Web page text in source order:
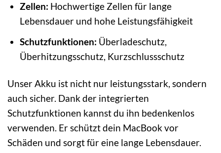
Zellen: Hochwertige Zellen für lange
Lebensdauer und hohe Leistungsfähigkeit
Schutzfunktionen: Überladeschutz,
Überhitzungsschutz, Kurzschlussschutz
Unser Akku ist nicht nur leistungsstark, sondern
auch sicher. Dank der integrierten
Schutzfunktionen kannst du ihn bedenkenlos
verwenden. Er schützt dein MacBook vor
Schäden und sorgt für eine lange Lebensdauer.